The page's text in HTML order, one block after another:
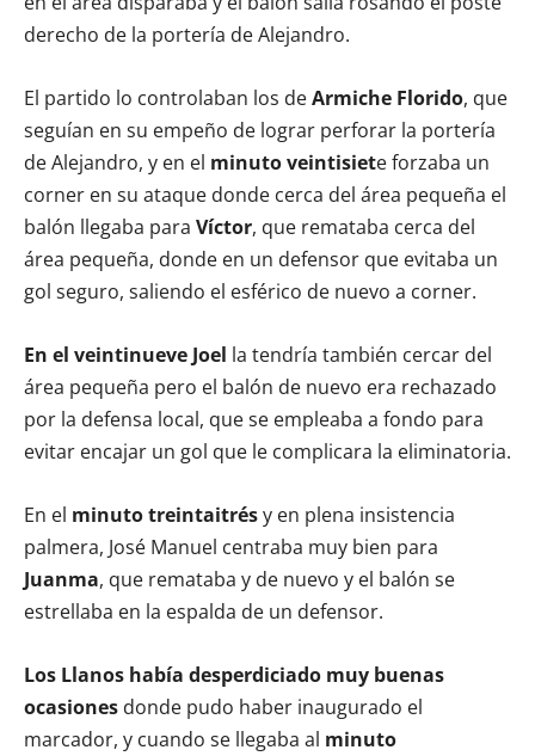
derecho de la portería de Alejandro.
El partido lo controlaban los deArmiche Florido, que
seguían en su empeño de lograr perforar la portería
de Alejandro, y en el minuto veintisiete forzaba un
corner en su ataque donde cerca del área pequeña el
balón llegaba para Víctor, que remataba cerca del
área pequeña, donde en un defensor que evitaba un
gol seguro, saliendo el esférico de nuevo a corner.
En el veintinueve Joel la tendría también cercar del
área pequeña pero el balón de nuevo era rechazado
por la defensa local, que se empleaba a fondo para
evitar encajar un gol que le complicara la eliminatoria.
En el minuto treintaitrésy en plena insistencia
palmera, José Manuel centraba muy bien para
Juanma, que remataba y de nuevo y el balón se
estrellaba en la espalda de un defensor.
Los Llanos había desperdiciado muy buenas
ocasiones donde pudo haber inaugurado el
marcador, y cuando se llegaba al minuto